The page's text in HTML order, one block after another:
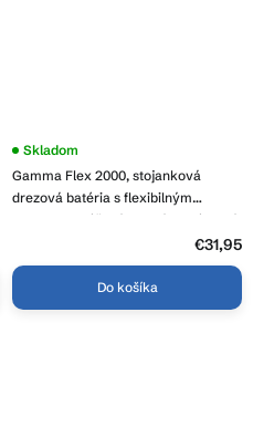
Gamma Flex 2000, stojanková
drezová batéria s flexibilným
ramenom, béžová matná-chrómová,
Skladom
€31,95
Do košíka